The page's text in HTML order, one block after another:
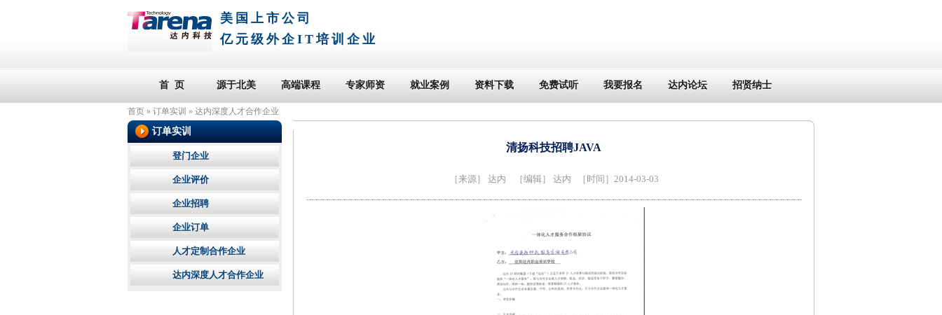
美国上市公司
亿元级外企IT培训企业
首 页 源于北美 高端课程 专家师资 就业案例 资料下载 免费试听 我要报名 达内论坛 招贤纳士
首页 » 订单实训 » 达内深度人才合作企业
清扬科技招聘JAVA
［来源］ 达内 ［编辑］ 达内 ［时间］2014-03-03
订单实训
登门企业
企业评价
企业招聘
企业订单
人才定制合作企业
达内深度人才合作企业